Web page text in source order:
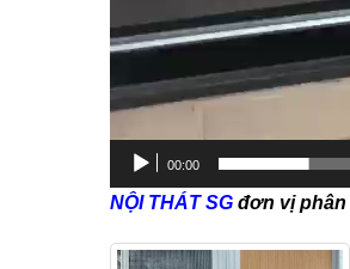
00:00
NỘI THÁT SG đơn vị